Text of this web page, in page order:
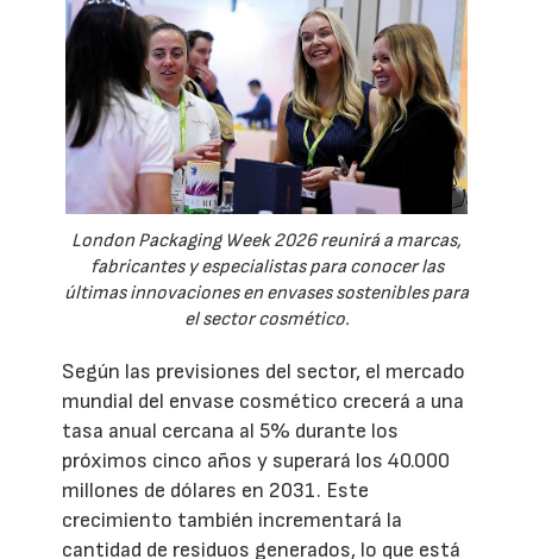
London Packaging Week 2026 reunirá a marcas,
fabricantes y especialistas para conocer las
últimas innovaciones en envases sostenibles para
el sector cosmético.
Según las previsiones del sector, el mercado
mundial del envase cosmético crecerá a una
tasa anual cercana al 5% durante los
próximos cinco años y superará los 40.000
millones de dólares en 2031. Este
crecimiento también incrementará la
cantidad de residuos generados, lo que está